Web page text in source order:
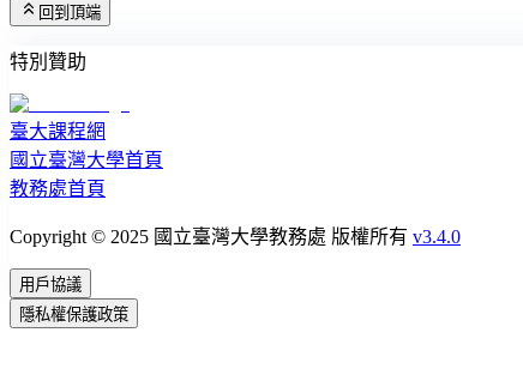
回到頂端
特別贊助
臺大課程網
國立臺灣大學首頁
教務處首頁
Copyright © 2025 國立臺灣大學教務處 版權所有 v3.4.0
用戶協議
隱私權保護政策